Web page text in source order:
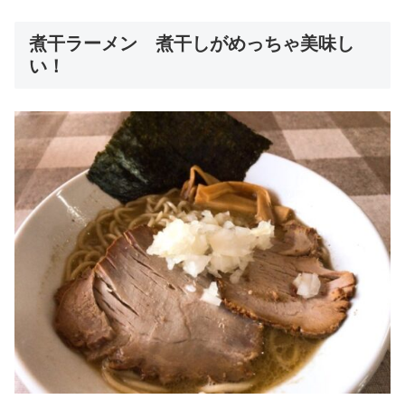
煮干ラーメン 煮干しがめっちゃ美味し
い！